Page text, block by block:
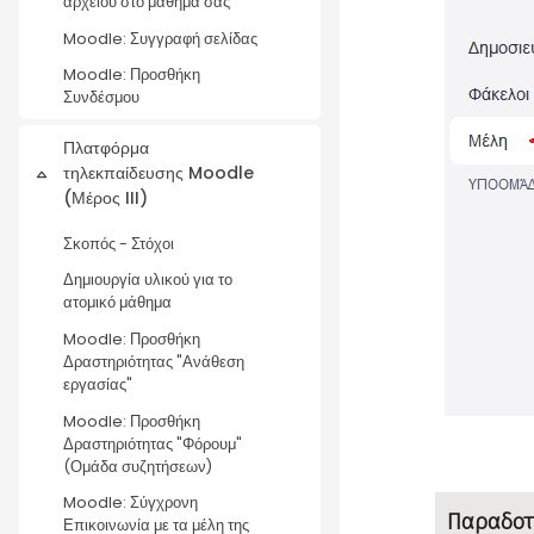
Moodle: Συγγραφή σελίδας
Moodle: Προσθήκη
Συνδέσμου
Σύμπτυξη
Πλατφόρμα
τηλεκπαίδευσης Moodle
(Μέρος III)
Σκοπός - Στόχοι
Δημιουργία υλικού για το
ατομικό μάθημα
Moodle: Προσθήκη
Δραστηριότητας "Ανάθεση
εργασίας"
Moodle: Προσθήκη
Δραστηριότητας "Φόρουμ"
(Ομάδα συζητήσεων)
Moodle: Σύγχρονη
Επικοινωνία με τα μέλη της